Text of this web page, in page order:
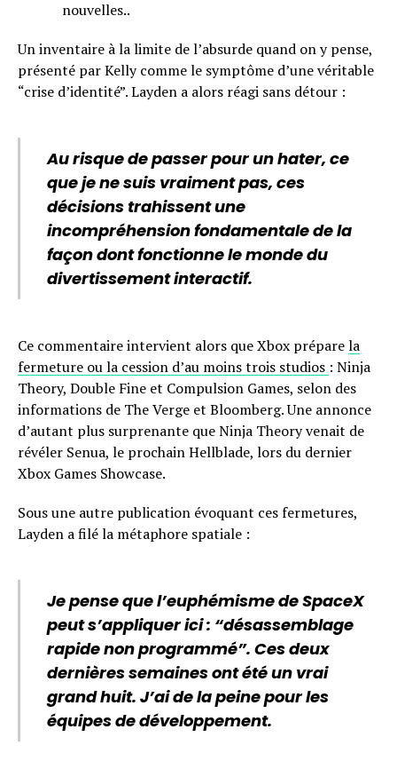
nouvelles..
Un inventaire à la limite de l’absurde quand on y pense,
présenté par Kelly comme le symptôme d’une véritable
“crise d’identité”. Layden a alors réagi sans détour :
Au risque de passer pour un hater, ce
que je ne suis vraiment pas, ces
décisions trahissent une
incompréhension fondamentale de la
façon dont fonctionne le monde du
divertissement interactif.
Ce commentaire intervient alors que Xbox préparela
fermeture ou la cession d’au moins trois studios : Ninja
Theory, Double Fine et Compulsion Games, selon des
informations de The Verge et Bloomberg. Une annonce
d’autant plus surprenante que Ninja Theory venait de
révéler Senua, le prochain Hellblade, lors du dernier
Xbox Games Showcase.
Sous une autre publication évoquant ces fermetures,
Layden a filé la métaphore spatiale :
Je pense que l’euphémisme de SpaceX
peut s’appliquer ici : “désassemblage
rapide non programmé”. Ces deux
dernières semaines ont été un vrai
grand huit. J’ai de la peine pour les
équipes de développement.